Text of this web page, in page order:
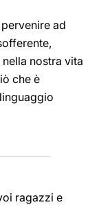
ad
nostra vita
che è
ragazzi e